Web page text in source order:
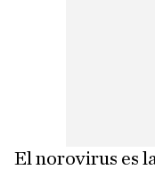
El norovirus es